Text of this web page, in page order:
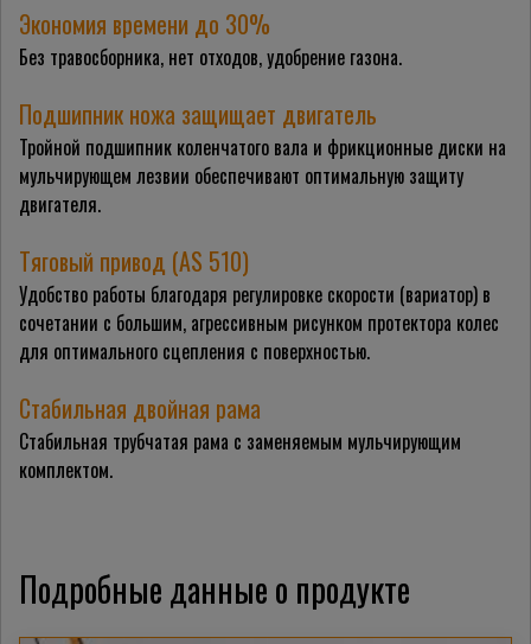
Экономия времени до 30%
Без травосборника, нет отходов, удобрение газона.
Подшипник ножа защищает двигатель
Тройной подшипник коленчатого вала и фрикционные диски на
мульчирующем лезвии обеспечивают оптимальную защиту
двигателя.
Тяговый привод (AS 510)
Удобство работы благодаря регулировке скорости (вариатор) в
сочетании с большим, агрессивным рисунком протектора колес
для оптимального сцепления с поверхностью.
Стабильная двойная рама
Стабильная трубчатая рама с заменяемым мульчирующим
комплектом.
Подробные данные о продукте